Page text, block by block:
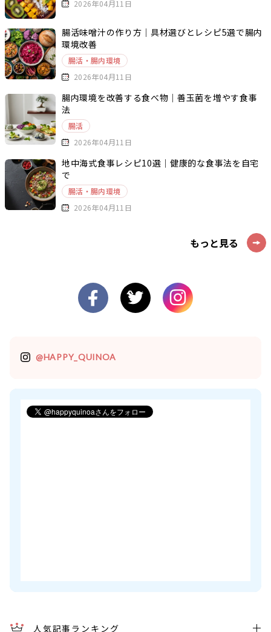
2026年04月11日
腸活味噌汁の作り方｜具材選びとレシピ5選で腸内
環境改善
腸活・腸内環境
2026年04月11日
腸内環境を改善する食べ物｜善玉菌を増やす食事
法
腸活
2026年04月11日
地中海式食事レシピ10選｜健康的な食事法を自宅
で
腸活・腸内環境
2026年04月11日
もっと見る
@HAPPY_QUINOA
人気記事ランキング